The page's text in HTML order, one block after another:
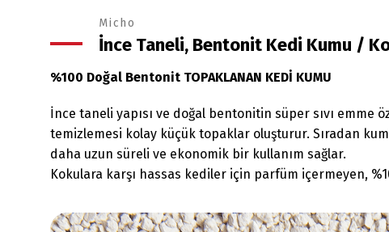
Micho
İnce Taneli, Bentonit Kedi Kumu /
%100 Doğal Bentonit TOPAKLANAN KEDİ KUMU
İnce taneli yapısı ve doğal bentonitin süper sıvı emme
temizlemesi kolay küçük topaklar oluşturur. Sıradan
daha uzun süreli ve ekonomik bir kullanım sağlar.
Kokulara karşı hassas kediler için parfüm içermeyen,